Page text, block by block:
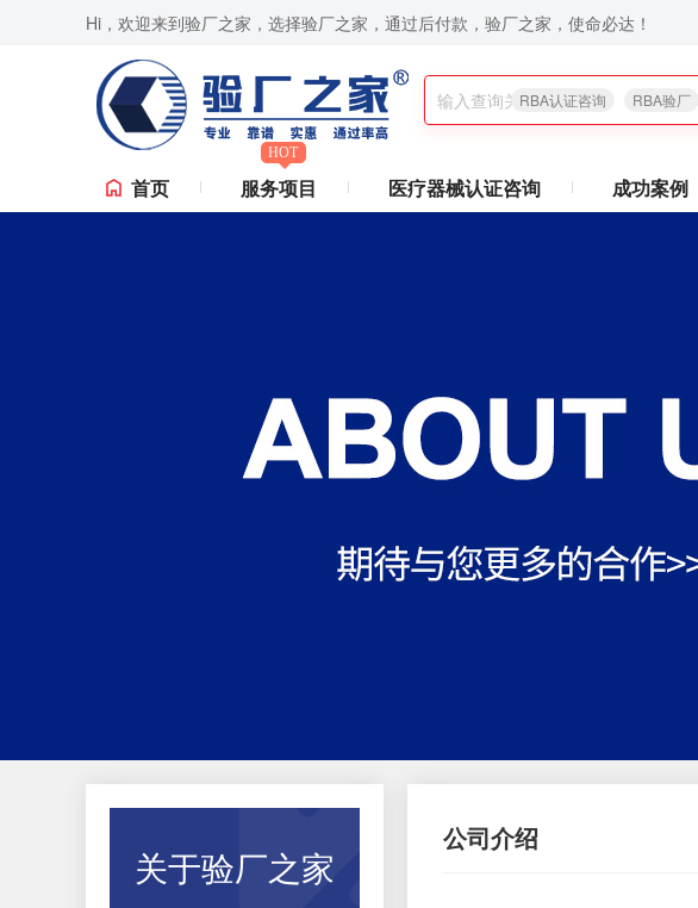
Hi，欢迎来到验厂之家，选择验厂之家，通过后付款，验厂之家，使命必达！
认证咨询,Sedex验厂,ICTI验厂,Disney验厂,RBA认证咨询,ISO9001认证咨询,苹果验厂,华为验厂等一站式
RBA认证咨询 RBA验厂
首页
HOT
服务项目 医疗器械认证咨询 成功案例
关于验厂之家
公司介绍